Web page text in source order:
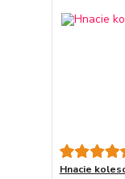
Hnacie